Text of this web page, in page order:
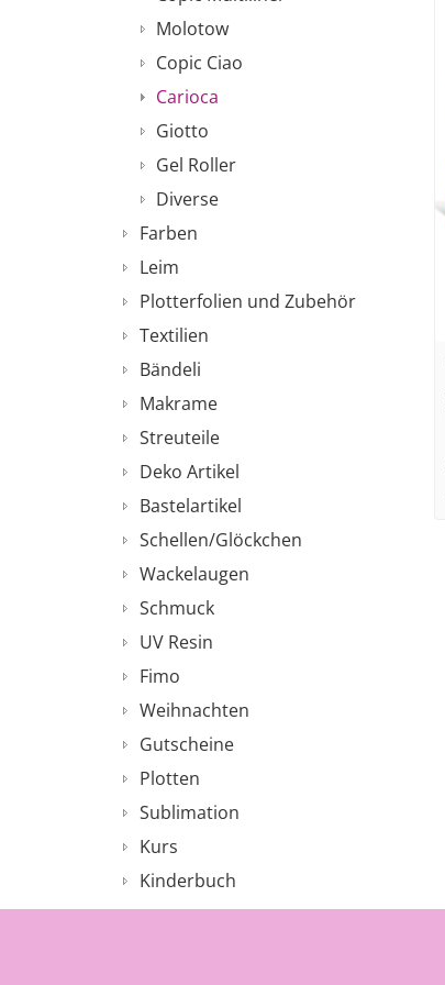
Molotow
Copic Ciao
Carioca
Giotto
Gel Roller
Diverse
Farben
Leim
Plotterfolien und Zubehör
Textilien
Bändeli
Makrame
Streuteile
Deko Artikel
Bastelartikel
Schellen/Glöckchen
Wackelaugen
Schmuck
UV Resin
Fimo
Weihnachten
Gutscheine
Plotten
Sublimation
Kurs
Kinderbuch